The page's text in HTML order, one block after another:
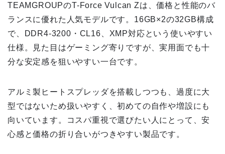
TEAMGROUPのT-Force Vulcan Zは、価格と性能のバ
ランスに優れた人気モデルです。16GB×2の32GB構成
で、DDR4-3200・CL16、XMP対応という使いやすい
仕様。見た目はゲーミング寄りですが、実用面でも十
分な安定感を狙いやすい一台です。
アルミ製ヒートスプレッダを搭載しつつも、過度に大
型ではないため扱いやすく、初めての自作や増設にも
向いています。コスパ重視で選びたい人にとって、安
心感と価格の折り合いがつきやすい製品です。